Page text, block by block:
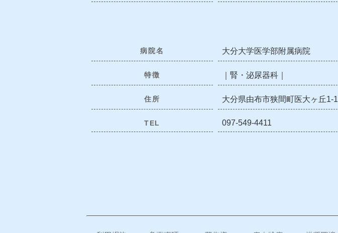
病院名 大分大学医学部附属病院
特徴 ｜腎・泌尿器科｜
住所 大分県由布市狭間町医大ヶ丘1-1
TEL 097-549-4411